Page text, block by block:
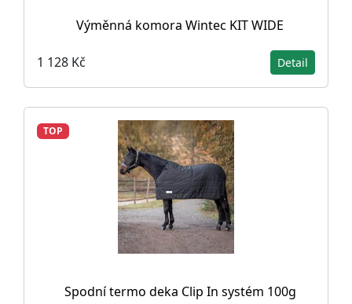
Výměnná komora Wintec KIT WIDE
1 128 Kč Detail
TOP
Spodní termo deka Clip In systém 100g